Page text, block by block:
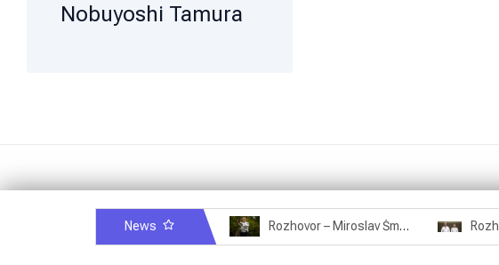
Nobuyoshi Tamura
News Rozhovor – Miroslav Šmíd – 22.3.2025